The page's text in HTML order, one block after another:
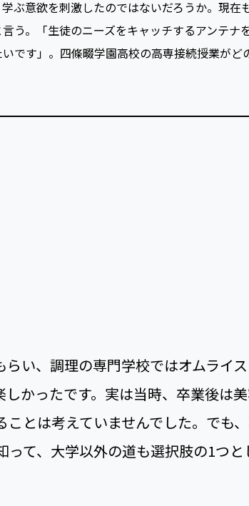
意欲を刺激したのではないだろうか。現在
う。「生徒のニーズをキャッチするアンテナ
です」。四條畷学園高校の高専接続授業がど